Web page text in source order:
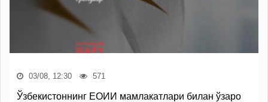
03/08, 12:30 571
Ўзбекистоннинг ЕОИИ мамлакатлари билан ўзаро